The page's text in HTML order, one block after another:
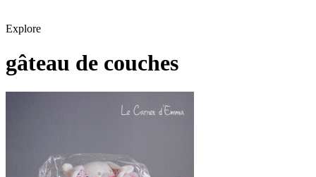
Explore
gâteau de couches